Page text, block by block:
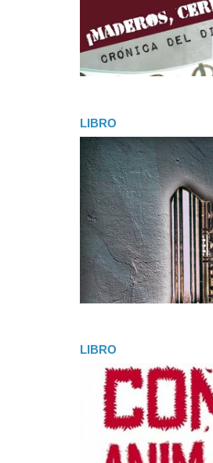
LIBRO
LIBRO